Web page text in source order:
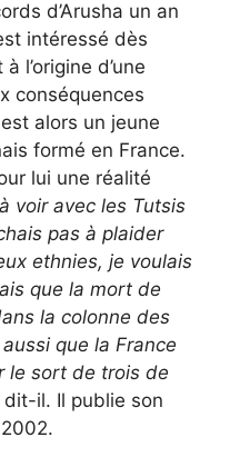
d’Arusha un an
intéressé dès
l’origine d’une
conséquences
alors un jeune
formé en France.
lui une réalité
voir avec les Tutsis
pas à plaider
ethnies, je voulais
que la mort de
la colonne des
que la France
le sort de trois de
dit-il. Il publie son